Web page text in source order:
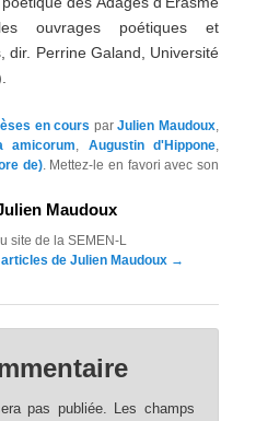
ouvrages poétiques et
dir. Perrine Galand, Université
en cours parJulien Maudoux,
amicorum, Augustin d'Hippone,
de). Mettez-le en favori avec son
Maudoux
site de la SEMEN-L
de Julien Maudoux →
pas publiée. Les champs